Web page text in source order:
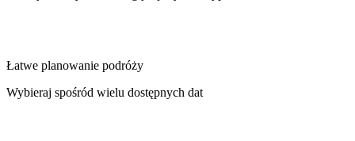
Łatwe planowanie podróży
Wybieraj spośród wielu dostępnych dat